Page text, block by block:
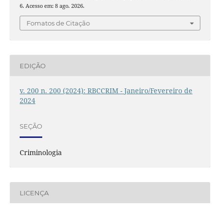
6. Acesso em: 8 ago. 2026.
Fomatos de Citação
EDIÇÃO
v. 200 n. 200 (2024): RBCCRIM - Janeiro/Fevereiro de
2024
SEÇÃO
Criminologia
LICENÇA